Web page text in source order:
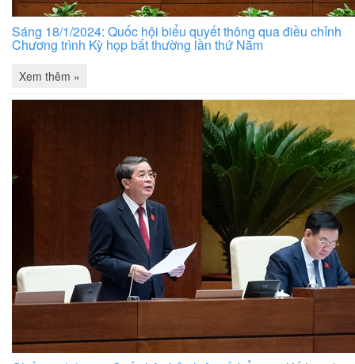
Sáng 18/1/2024: Quốc hội biểu quyết thông qua điều chỉnh
Chương trình Kỳ họp bất thường lần thứ Năm
Xem thêm »